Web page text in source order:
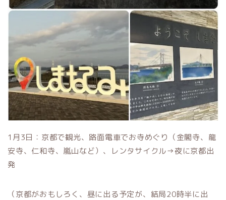
1月3日：京都で観光、路面電車でお寺めぐり（金閣寺、龍
安寺、仁和寺、嵐山など）、レンタサイクル→夜に京都出
発
（京都がおもしろく、昼に出る予定が、結局20時半に出